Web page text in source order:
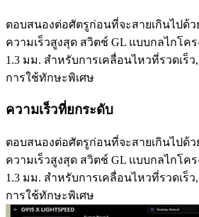
ตอบสนองต่อศัตรูก่อนที่จะสายเกินไปด้
ความเร็วสูงสุด สวิตช์ GL แบบกลไกโค
1.3 มม. สำหรับการเคลื่อนไหวที่รวดเร็ว
การใช้ทักษะพิเศษ
ความเร็วที่ยกระดับ
ตอบสนองต่อศัตรูก่อนที่จะสายเกินไปด้
ความเร็วสูงสุด สวิตช์ GL แบบกลไกโค
1.3 มม. สำหรับการเคลื่อนไหวที่รวดเร็ว
การใช้ทักษะพิเศษ